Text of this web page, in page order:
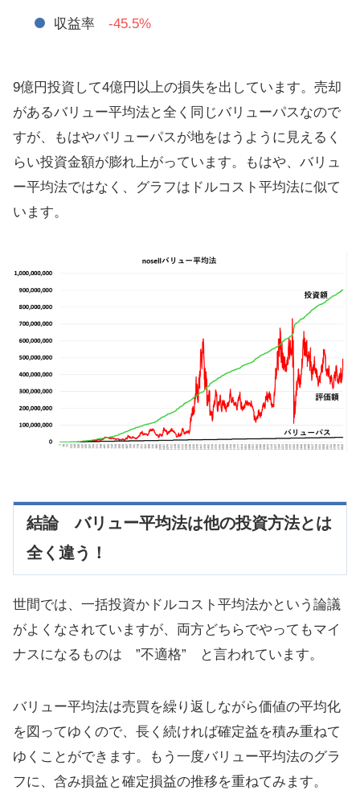
収益率 -45.5%
9億円投資して4億円以上の損失を出しています。売却
があるバリュー平均法と全く同じバリューパスなので
すが、もはやバリューパスが地をはうように見えるく
らい投資金額が膨れ上がっています。もはや、バリュ
ー平均法ではなく、グラフはドルコスト平均法に似て
います。
結論 バリュー平均法は他の投資方法とは
全く違う！
世間では、一括投資かドルコスト平均法かという論議
がよくなされていますが、両方どちらでやってもマイ
ナスになるものは ”不適格” と言われています。
バリュー平均法は売買を繰り返しながら価値の平均化
を図ってゆくので、長く続ければ確定益を積み重ねて
ゆくことができます。もう一度バリュー平均法のグラ
フに、含み損益と確定損益の推移を重ねてみます。